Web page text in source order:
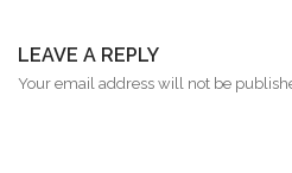
LEAVE A REPLY
Your email address will not be